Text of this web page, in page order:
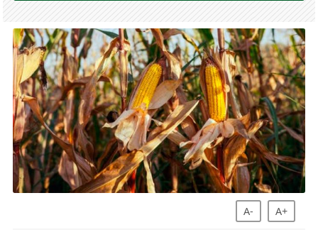
A- A+